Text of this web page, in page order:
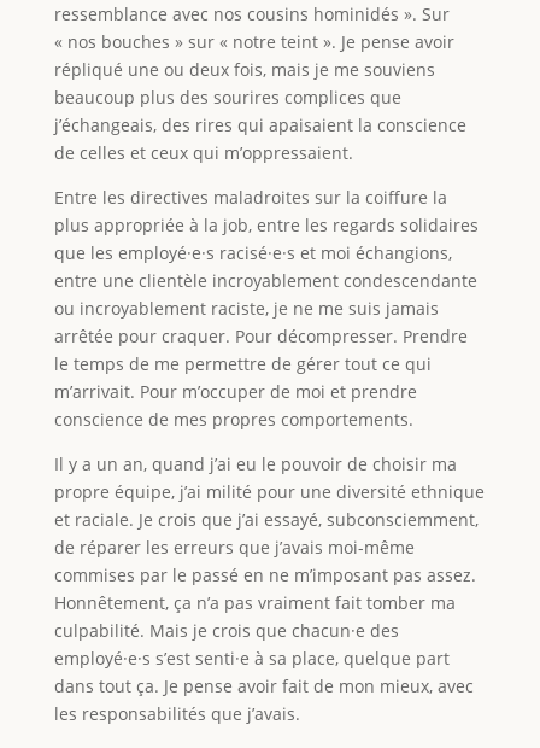
ressemblance avec nos cousins hominidés ». Sur
« nos bouches » sur « notre teint ». Je pense avoir
répliqué une ou deux fois, mais je me souviens
beaucoup plus des sourires complices que
j’échangeais, des rires qui apaisaient la conscience
de celles et ceux qui m’oppressaient.
Entre les directives maladroites sur la coiffure la
plus appropriée à la job, entre les regards solidaires
que les employé·e·s racisé·e·s et moi échangions,
entre une clientèle incroyablement condescendante
ou incroyablement raciste, je ne me suis jamais
arrêtée pour craquer. Pour décompresser. Prendre
le temps de me permettre de gérer tout ce qui
m’arrivait. Pour m’occuper de moi et prendre
conscience de mes propres comportements.
Il y a un an, quand j’ai eu le pouvoir de choisir ma
propre équipe, j’ai milité pour une diversité ethnique
et raciale. Je crois que j’ai essayé, subconsciemment,
de réparer les erreurs que j’avais moi-même
commises par le passé en ne m’imposant pas assez.
Honnêtement, ça n’a pas vraiment fait tomber ma
culpabilité. Mais je crois que chacun·e des
employé·e·s s’est senti·e à sa place, quelque part
dans tout ça. Je pense avoir fait de mon mieux, avec
les responsabilités que j’avais.